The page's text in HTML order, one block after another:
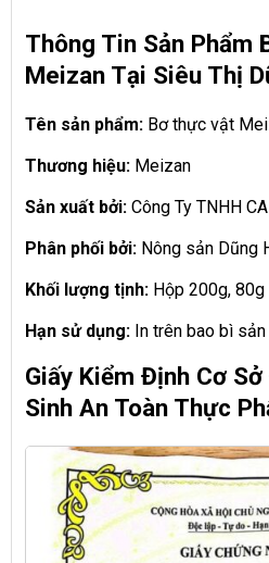
Thông Tin Sản Phẩm
Meizan Tại Siêu Thị
Tên sản phẩm: Bơ thực vật
Thương hiệu: Meizan
Sản xuất bởi: Công Ty TNHH
Phân phối bởi: Nông sản Dũng
Khối lượng tịnh: Hộp 200g, 80g
Hạn sử dụng: In trên bao bì
Giấy Kiểm Định Cơ
Sinh An Toàn Thực